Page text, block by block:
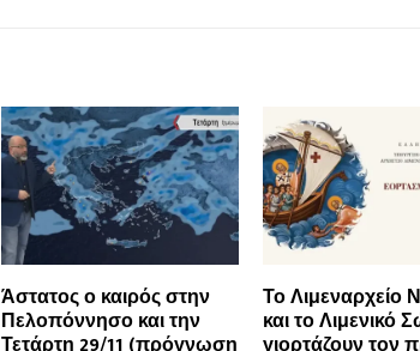
Άστατος ο καιρός στην
Πελοπόννησο και την
Το Λιμεναρχείο
και το Λιμενικό